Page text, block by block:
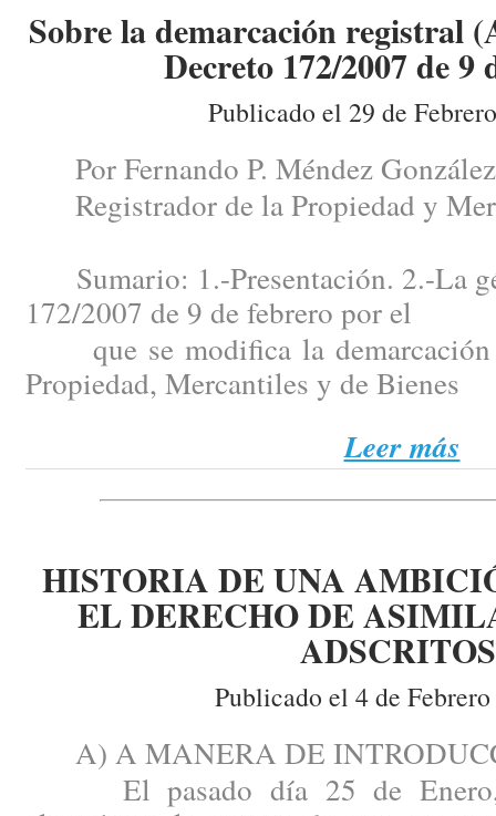
Sobre la demarcación registral
Decreto 172/2007 de 9
Publicado el 29 de
Por Fernando P. Méndez González
Registrador de la Propiedad y
Sumario: 1.-Presentación. 2.-La
172/2007 de 9 de febrero por el
que se modifica la demarcación
Propiedad, Mercantiles y de Bienes
Leer más
HISTORIA DE UNA
EL DERECHO DE
Publicado el 4 de
A) A MANERA DE
El pasado día 25 de Enero,